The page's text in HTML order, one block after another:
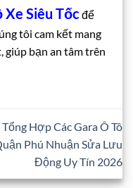
Xe Siêu Tốc để
tôi cam kết mang
bạn an tâm trên
Tổng Hợp Các Gara Ô Tô
Phú Nhuận Sửa Lưu
Động Uy Tín 2026